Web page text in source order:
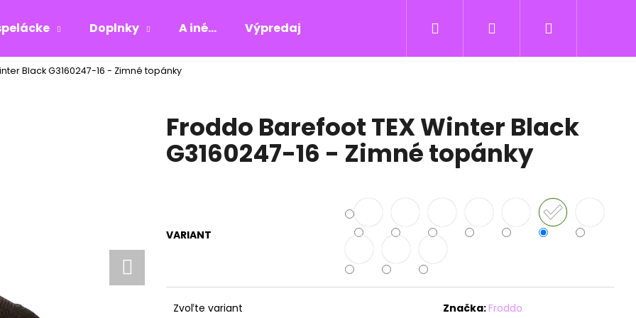
Doplnky A iné... Výpredaj Hľadať Prihlásenie
Black G3160247-16 - Zimné topánky
Froddo Barefoot TEX Winter Black
G3160247-16 - Zimné topánky
VARIANT
Zvoľte variant Značka:Froddo
Čo potrebujete nájsť?
HĽADAŤ